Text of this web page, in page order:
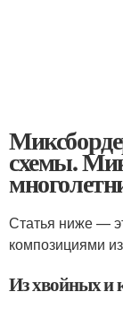
схемы.
Статья ниже —
композициями
Из хвойных и